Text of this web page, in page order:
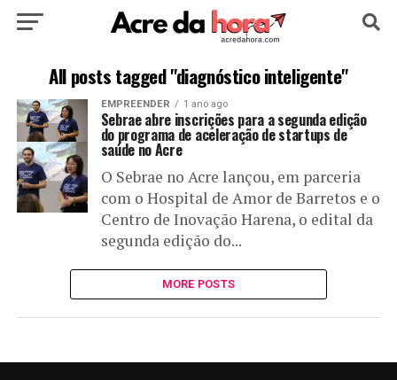
HOME POLÍTICA CULTURA ESPORTE
EDUCAÇÃO NOTÍCIA MUNDO
All posts tagged "diagnóstico inteligente"
EMPREENDER 1 ano ago
Sebrae abre inscrições para a segunda edição
do programa de aceleração de startups de
saúde no Acre
O Sebrae no Acre lançou, em parceria
com o Hospital de Amor de Barretos e o
Centro de Inovação Harena, o edital da
segunda edição do...
MORE POSTS